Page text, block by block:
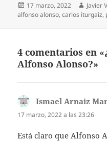
Publicado
el
17 marzo, 2022 Autor
Javier
alfonso alonso,carlos iturgaiz,
4 comentarios en
Alfonso Alonso?»
Ismael Arnaiz
17 marzo, 2022 a las 23:26
Está claro que Alfonso